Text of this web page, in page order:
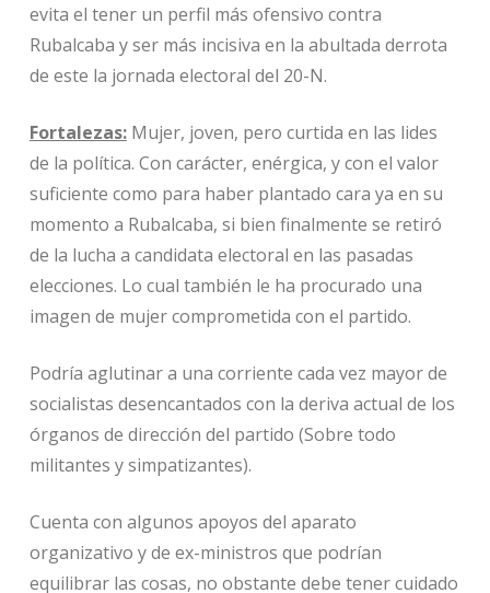
evita el tener un perfil más ofensivo contra
Rubalcaba y ser más incisiva en la abultada derrota
de este la jornada electoral del 20-N.
Fortalezas: Mujer, joven, pero curtida en las lides
de la política. Con carácter, enérgica, y con el valor
suficiente como para haber plantado cara ya en su
momento a Rubalcaba, si bien finalmente se retiró
de la lucha a candidata electoral en las pasadas
elecciones. Lo cual también le ha procurado una
imagen de mujer comprometida con el partido.
Podría aglutinar a una corriente cada vez mayor de
socialistas desencantados con la deriva actual de los
órganos de dirección del partido (Sobre todo
militantes y simpatizantes).
Cuenta con algunos apoyos del aparato
organizativo y de ex-ministros que podrían
equilibrar las cosas, no obstante debe tener cuidado